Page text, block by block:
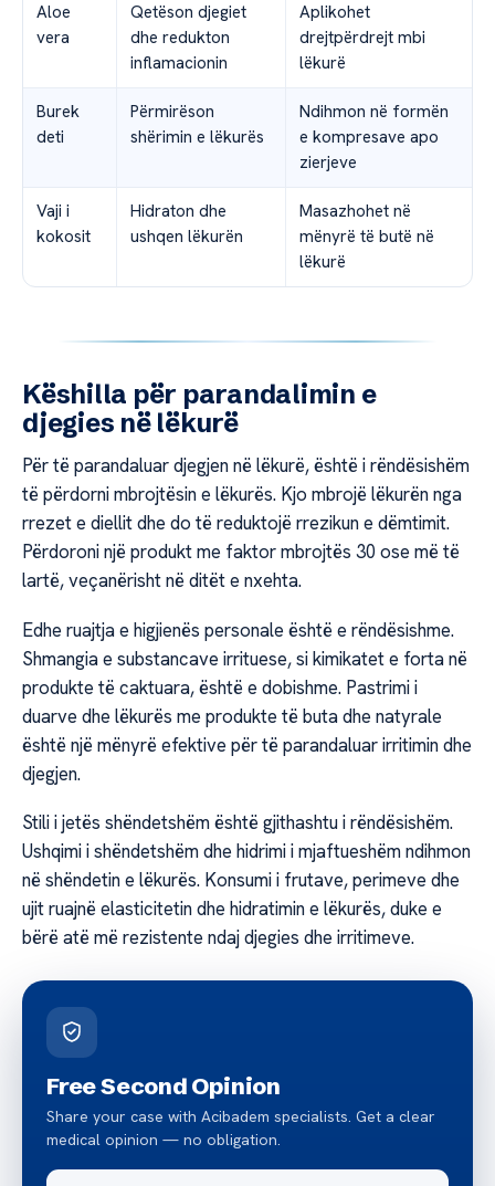
Aloe
vera
Qetëson djegiet
dhe redukton
inflamacionin
Aplikohet
drejtpërdrejt mbi
lëkurë
Burek
deti
Përmirëson
shërimin e lëkurës
Ndihmon në formën
e kompresave apo
zierjeve
Vaji i
kokosit
Hidraton dhe
ushqen lëkurën
Masazhohet në
mënyrë të butë në
lëkurë
Këshilla për parandalimin e
djegies në lëkurë
Për të parandaluar djegjen në lëkurë, është i rëndësishëm
të përdorni mbrojtësin e lëkurës. Kjo mbrojë lëkurën nga
rrezet e diellit dhe do të reduktojë rrezikun e dëmtimit.
Përdoroni një produkt me faktor mbrojtës 30 ose më të
lartë, veçanërisht në ditët e nxehta.
Edhe ruajtja e higjienës personale është e rëndësishme.
Shmangia e substancave irrituese, si kimikatet e forta në
produkte të caktuara, është e dobishme. Pastrimi i
duarve dhe lëkurës me produkte të buta dhe natyrale
është një mënyrë efektive për të parandaluar irritimin dhe
djegjen.
Stili i jetës shëndetshëm është gjithashtu i rëndësishëm.
Ushqimi i shëndetshëm dhe hidrimi i mjaftueshëm ndihmon
në shëndetin e lëkurës. Konsumi i frutave, perimeve dhe
ujit ruajnë elasticitetin dhe hidratimin e lëkurës, duke e
bërë atë më rezistente ndaj djegies dhe irritimeve.
Free Second Opinion
Share your case with Acibadem specialists. Get a clear
medical opinion — no obligation.